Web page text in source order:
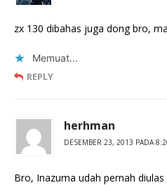
zx 130 dibahas juga dong bro,
Memuat...
REPLY
herhman
DESEMBER 23, 2013 PADA
Bro, Inazuma udah pernah diulas